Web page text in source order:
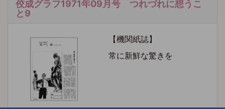
佼成グラフ1971年09月号 つれづれに想うこ
と9
【機関紙誌】
常に新鮮な驚きを